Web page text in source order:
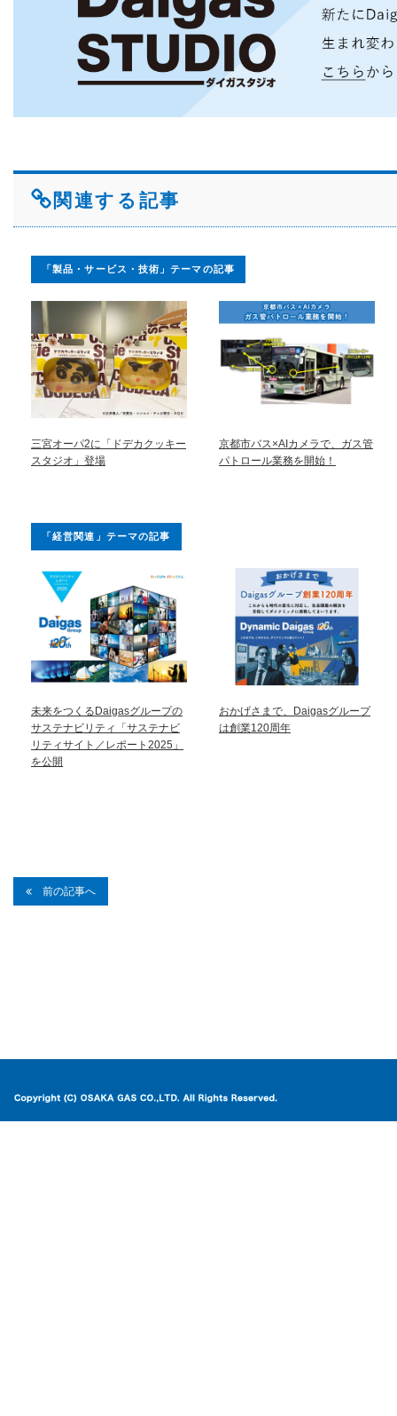
関連する記事
「製品・サービス・技術」テーマの記事
三宮オーパ2に「ドデカクッキー
スタジオ」登場
京都市バス×AIカメラで、ガス管
パトロール業務を開始！
「経営関連」テーマの記事
未来をつくるDaigasグループの
サステナビリティ「サステナビ
リティサイト／レポート2025」
を公開
おかげさまで、Daigasグループ
は創業120周年
前の記事へ